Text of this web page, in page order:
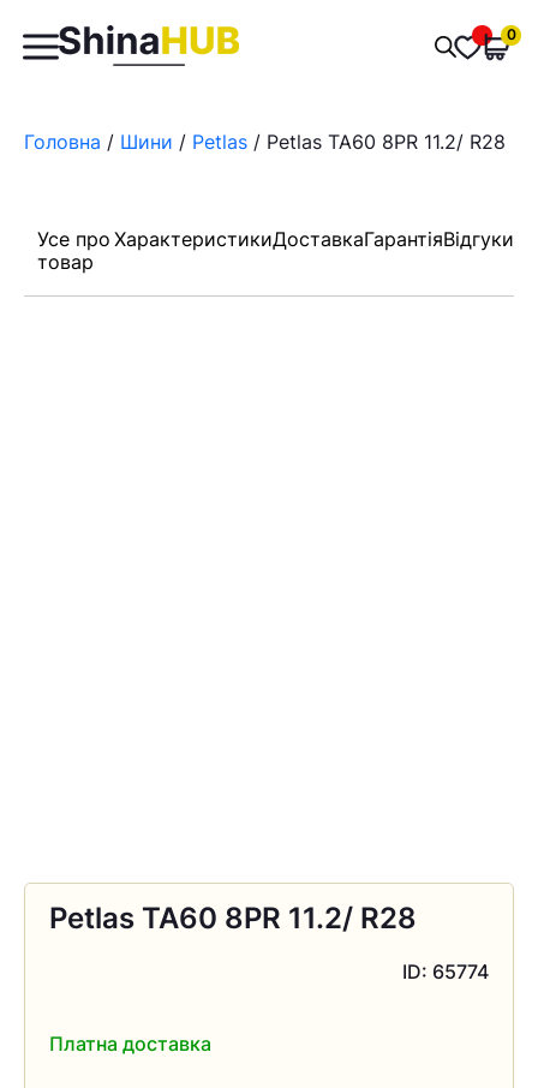
Пошук
товарів
0
Головна / Шини / Petlas / Petlas TA60 8PR 11.2/ R28
Усе про
товар
ХарактеристикиДоставкаГарантіяВідгуки
Petlas TA60 8PR 11.2/ R28
ID: 65774
Платна доставка